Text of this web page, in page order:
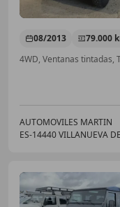
08/2013 79.000
4WD, Ventanas tintadas,
AUTOMOVILES MARTIN
ES-14440 VILLANUEVA